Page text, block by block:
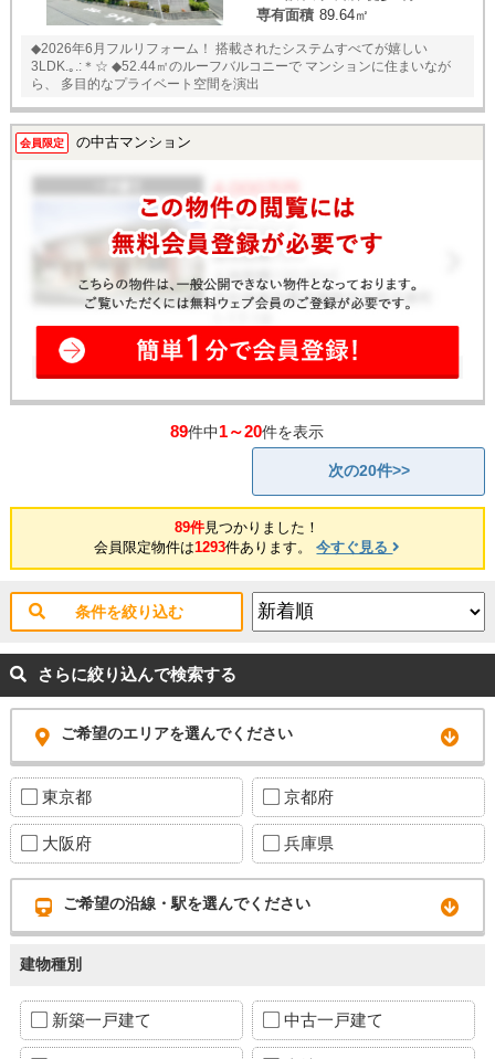
専有面積 89.64㎡
◆2026年6月フルリフォーム！ 搭載されたシステムすべてが嬉しい
3LDK.｡.:＊☆ ◆52.44㎡のルーフバルコニーで マンションに住まいなが
ら、 多目的なプライベート空間を演出
会員限定 の中古マンション
89件中1～20件を表示
次の20件>>
89件見つかりました！
会員限定物件は1293件あります。今すぐ見る
条件を絞り込む
さらに絞り込んで検索する
ご希望のエリアを選んでください
東京都 京都府
大阪府 兵庫県
ご希望の沿線・駅を選んでください
建物種別
新築一戸建て 中古一戸建て